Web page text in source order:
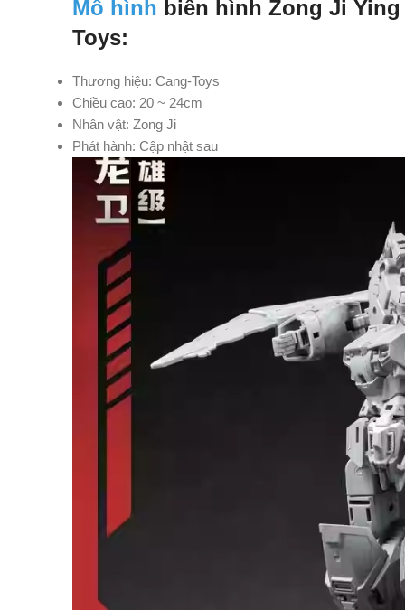
Mô hình biến hình Zong Ji Ying
Toys:
Thương hiệu: Cang-Toys
Chiều cao: 20 ~ 24cm
Nhân vật: Zong Ji
Phát hành: Cập nhật sau